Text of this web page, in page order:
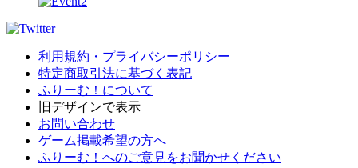
利用規約・プライバシーポリシー
特定商取引法に基づく表記
ふりーむ！について
旧デザインで表示
お問い合わせ
ゲーム掲載希望の方へ
ふりーむ！へのご意見をお聞かせください